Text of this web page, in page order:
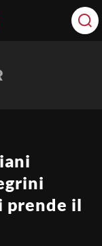
prende il